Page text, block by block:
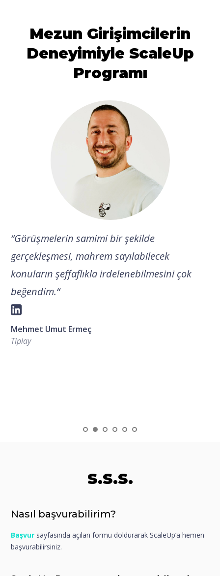
Mezun Girişimcilerin
Deneyimiyle ScaleUp
Programı
“Görüşmelerin samimi bir şekilde
gerçekleşmesi, mahrem sayılabilecek
konuların şeffaflıkla irdelenebilmesini çok
beğendim.“
Mehmet Umut Ermeç
Tiplay
S.S.S.
Nasıl başvurabilirim?
Başvur sayfasında açılan formu doldurarak ScaleUp’a hemen
başvurabilirsiniz.